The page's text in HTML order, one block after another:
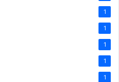
1
1
1
1
1